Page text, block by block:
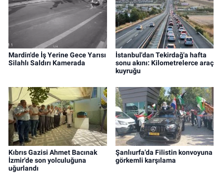
Mardin'de İş Yerine Gece Yarısı
Silahlı Saldırı Kamerada
İstanbul'dan Tekirdağ'a hafta
sonu akını: Kilometrelerce araç
kuyruğu
Kıbrıs Gazisi Ahmet Bacınak
İzmir'de son yolculuğuna
uğurlandı
Şanlıurfa'da Filistin konvoyuna
görkemli karşılama